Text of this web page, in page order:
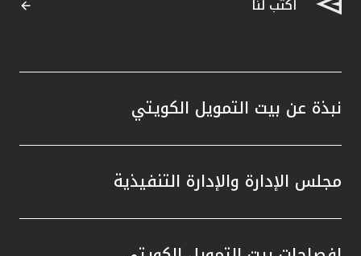
اكتب لنا
نبذة عن بيت التمويل الكويتي
مجلس الإدارة والإدارة التنفيذية